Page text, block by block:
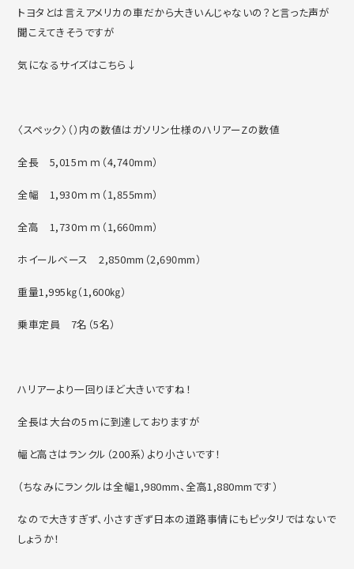
トヨタとは言えアメリカの車だから大きいんじゃないの？と言った声が
聞こえてきそうですが
気になるサイズはこちら↓
〈スペック〉（）内の数値はガソリン仕様のハリアーZの数値
全長 5,015ｍｍ（4,740mm）
全幅 1,930ｍｍ（1,855mm）
全高 1,730ｍｍ（1,660mm）
ホイールベース 2,850mm（2,690mm）
重量1,995㎏（1,600㎏）
乗車定員 7名（5名）
ハリアーより一回りほど大きいですね！
全長は大台の5ｍに到達しておりますが
幅と高さはランクル（200系）より小さいです！
（ちなみにランクルは全幅1,980mm、全高1,880mmです）
なので大きすぎず、小さすぎず日本の道路事情にもピッタリではないで
しょうか！